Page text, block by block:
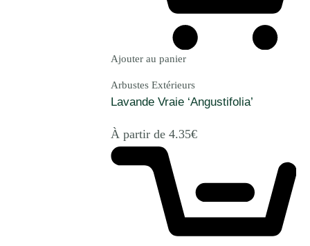
Ajouter au panier
Arbustes Extérieurs
Lavande Vraie ‘Angustifolia’
À partir de 4.35€